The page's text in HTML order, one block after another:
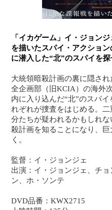
「イカゲーム」イ・ジョン
を描いたスパイ・アクショ
に潜入した“北”のスパイを探
大統領暗殺計画の裏に隠さ
全企画部（旧KCIA）の海外
内に入り込んだ“北”のスパ
れぞれが捜査をはじめる。
分たちが疑われるかもしれ
殺計画を知ることになり、
く。
監督：イ・ジョンジェ
出演：イ・ジョンジェ、チ
ン、ホ・ソンテ
DVD品番：KWX2715